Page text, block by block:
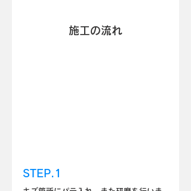
施工の流れ
STEP.1